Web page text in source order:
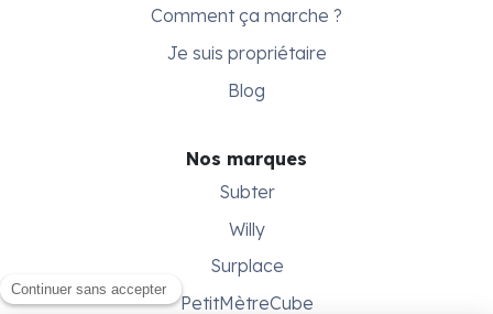
Comment ça marche ?
Je suis propriétaire
Blog
Nos marques
Subter
Willy
Surplace
PetitMètreCube